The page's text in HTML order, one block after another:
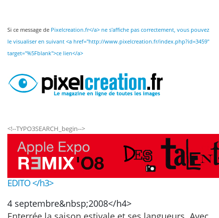
Si ce message de Pixelcreation.fr</a> ne s'affiche pas correctement, vous pouvez
le visualiser en suivant <a href="http://www.pixelcreation.fr/index.php?id=3459"
target="%5Fblank">ce lien</a>
<!--TYPO3SEARCH_begin-->
EDITO </h3>
4 septembre&nbsp;2008</h4>